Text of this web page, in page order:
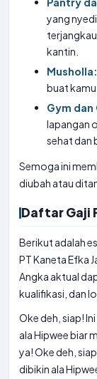
yang
kantin.
Musholla:
buat kamu
Gym dan
lapangan
sehat dan
Semoga ini
diubah atau
Daftar Gaji
Berikut adalah
PT Kaneta Efka
Angka aktual
kualifikasi, dan
Oke deh, siap!
ala Hipwee biar
ya! Oke deh,
dibikin ala